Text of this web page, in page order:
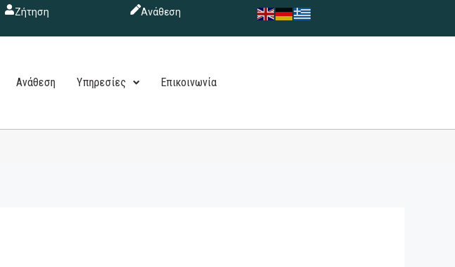
Ζήτηση Ανάθεση
Ανάθεση Υπηρεσίες Επικοινωνία